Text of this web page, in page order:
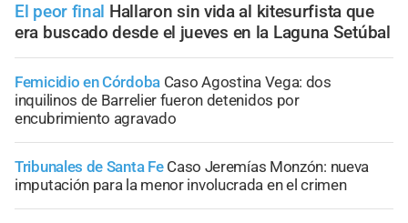
El peor final Hallaron sin vida al kitesurfista que
era buscado desde el jueves en la Laguna Setúbal
Femicidio en Córdoba Caso Agostina Vega: dos
inquilinos de Barrelier fueron detenidos por
encubrimiento agravado
Tribunales de Santa Fe Caso Jeremías Monzón: nueva
imputación para la menor involucrada en el crimen